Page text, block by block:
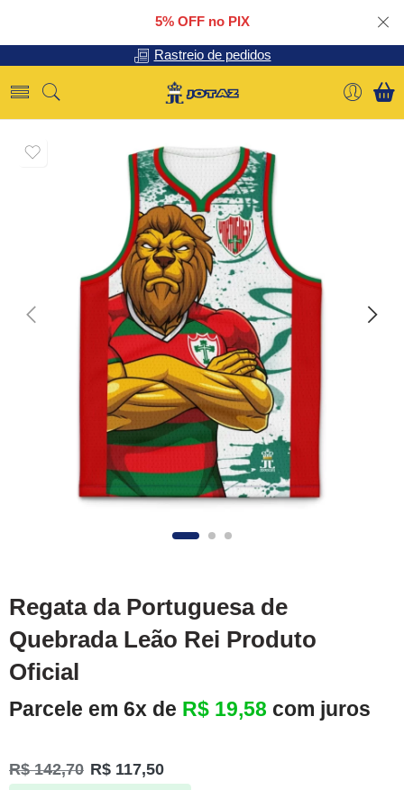
5% OFF no PIX
Rastreio de pedidos
Regata da Portuguesa de
Quebrada Leão Rei Produto
Oficial
Parcele em 6x de R$ 19,58 com juros
R$142,70 R$ 117,50